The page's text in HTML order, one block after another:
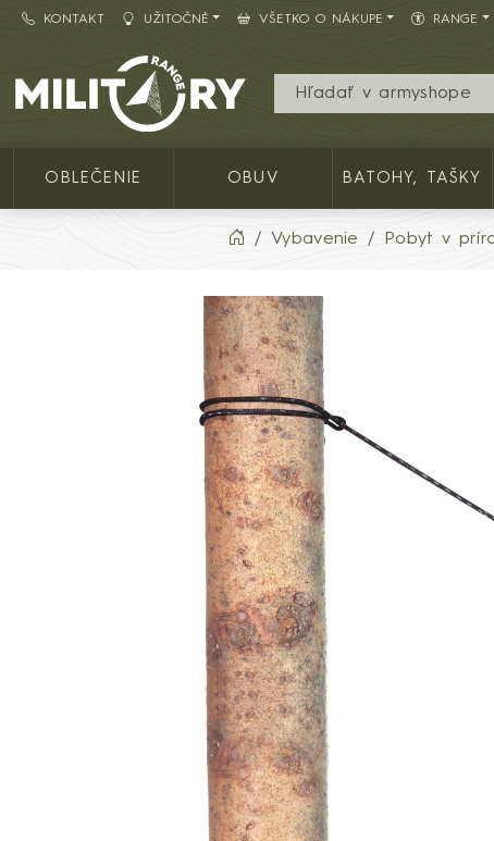
KONTAKT UŽITOČNÉ VŠETKO O NÁKUPE RANGE
Army shop MILITARY RANGE SK
OBLEČENIE OBUV BATOHY, TAŠKY
Vybavenie Pobyt v